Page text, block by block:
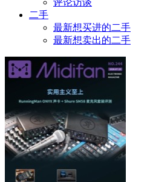
二手
最新想买进的二手
最新想卖出的二手